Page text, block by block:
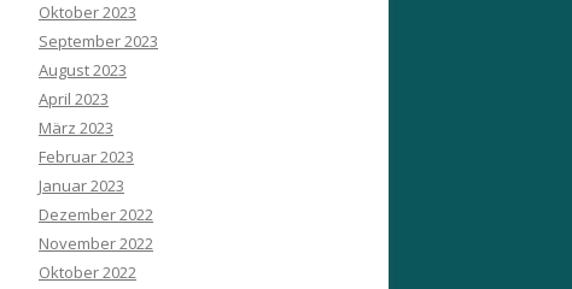
Oktober 2023
September 2023
August 2023
April 2023
März 2023
Februar 2023
Januar 2023
Dezember 2022
November 2022
Oktober 2022